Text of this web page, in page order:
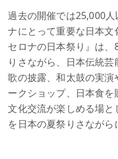
過去の開催では25,000
ナにとって重要な日本
セロナの日本祭り』は
りさながら、日本伝統
歌の披露、和太鼓の実
ークショップ、日本食を
文化交流が楽しめる場
を日本の夏祭りさながら